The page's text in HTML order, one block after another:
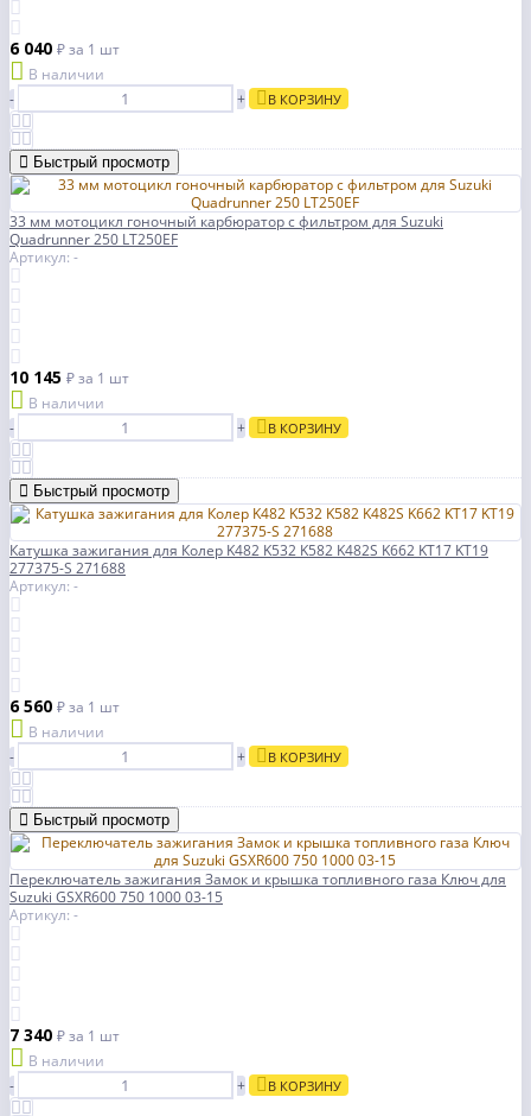
6 040 ₽за 1 шт
В наличии
-
+ В КОРЗИНУ
Быстрый просмотр
33 мм мотоцикл гоночный карбюратор с фильтром для Suzuki
Quadrunner 250 LT250EF
Артикул: -
10 145 ₽за 1 шт
В наличии
-
+ В КОРЗИНУ
Быстрый просмотр
Катушка зажигания для Колер K482 K532 K582 K482S K662 KT17 KT19
277375-S 271688
Артикул: -
6 560 ₽за 1 шт
В наличии
-
+ В КОРЗИНУ
Быстрый просмотр
Переключатель зажигания Замок и крышка топливного газа Ключ для
Suzuki GSXR600 750 1000 03-15
Артикул: -
7 340 ₽за 1 шт
В наличии
-
+ В КОРЗИНУ